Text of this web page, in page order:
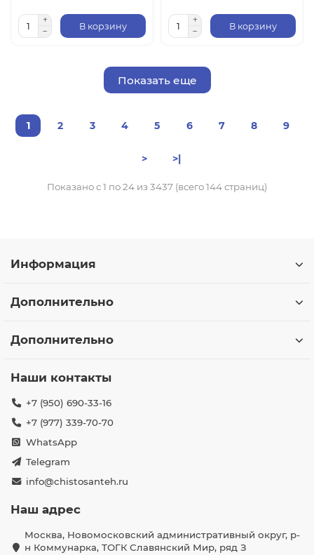
В корзину В корзину
Показать еще
1 2 3 4 5 6 7 8 9
> >|
Показано с 1 по 24 из 3437 (всего 144 страниц)
Информация
Дополнительно
Дополнительно
Наши контакты
+7 (950) 690-33-16
+7 (977) 339-70-70
WhatsApp
Telegram
info@chistosanteh.ru
Наш адрес
Москва, Новомосковский административный округ, р-
н Коммунарка, ТОГК Славянский Мир, ряд З